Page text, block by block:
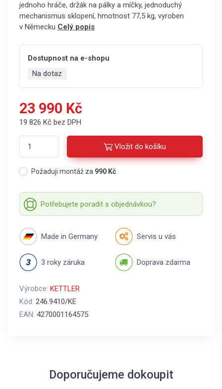
jednoho hráče, držák na pálky a míčky, jednoduchý
mechanismus sklopení, hmotnost 77,5 kg, vyroben
v Německu Celý popis
Dostupnost na e-shopu
Na dotaz
23 990 Kč
19 826 Kč bez DPH
Vložit do košíku
Požaduji montáž za 990 Kč
Potřebujete poradit s objednávkou?
Made in Germany Servis u vás
3 roky záruka Doprava zdarma
Výrobce: KETTLER
Kód: 246.9410/KE
EAN: 4270001164575
Doporučujeme dokoupit